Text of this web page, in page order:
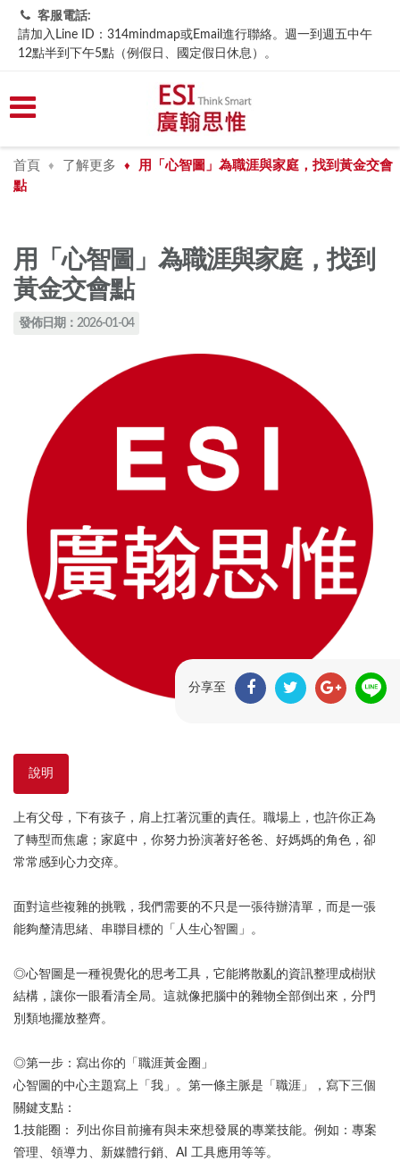
客服電話:
請加入Line ID：314mindmap或Email進行聯絡。週一到週五中午
12點半到下午5點（例假日、國定假日休息）。
首頁 ♦ 了解更多 ♦
用「心智圖」為職涯與家庭，找到黃金交會
點
用「心智圖」為職涯與家庭，找到
黃金交會點
發佈日期：2026-01-04
分享至
說明
上有父母，下有孩子，肩上扛著沉重的責任。職場上，也許你正為
了轉型而焦慮；家庭中，你努力扮演著好爸爸、好媽媽的角色，卻
常常感到心力交瘁。
面對這些複雜的挑戰，我們需要的不只是一張待辦清單，而是一張
能夠釐清思緒、串聯目標的「人生心智圖」。
◎心智圖是一種視覺化的思考工具，它能將散亂的資訊整理成樹狀
結構，讓你一眼看清全局。這就像把腦中的雜物全部倒出來，分門
別類地擺放整齊。
◎第一步：寫出你的「職涯黃金圈」
心智圖的中心主題寫上「我」。第一條主脈是「職涯」，寫下三個
關鍵支點：
1.技能圈： 列出你目前擁有與未來想發展的專業技能。例如：專案
管理、領導力、新媒體行銷、AI 工具應用等等。